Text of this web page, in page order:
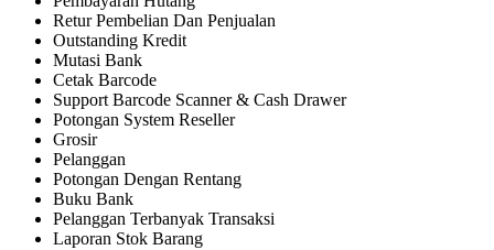
Retur Pembelian Dan Penjualan
Outstanding Kredit
Mutasi Bank
Cetak Barcode
Support Barcode Scanner & Cash Drawer
Potongan System Reseller
Grosir
Pelanggan
Potongan Dengan Rentang
Buku Bank
Pelanggan Terbanyak Transaksi
Laporan Stok Barang